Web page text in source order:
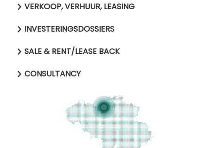
VERKOOP, VERHUUR, LEASING
INVESTERINGSDOSSIERS
SALE & RENT/LEASE BACK
CONSULTANCY